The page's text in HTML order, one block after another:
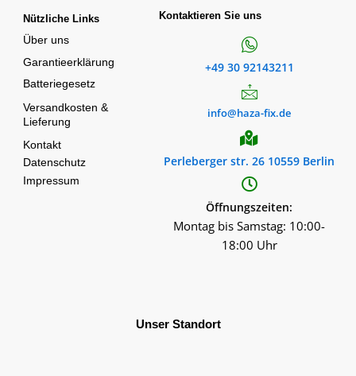
Nützliche Links
Über uns
Garantieerklärung
Batteriegesetz
Versandkosten &
Lieferung
Kontakt
Datenschutz
Impressum
Kontaktieren Sie uns
+49 30 92143211
info@haza-fix.de
Perleberger str. 26 10559 Berlin
Öffnungszeiten:
Montag bis Samstag: 10:00-
18:00 Uhr
Unser Standort